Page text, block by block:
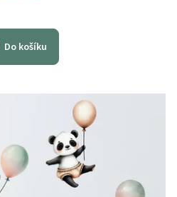
hodnocení
produktu
Do košíku